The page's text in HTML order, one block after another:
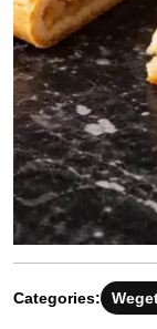
Categories: